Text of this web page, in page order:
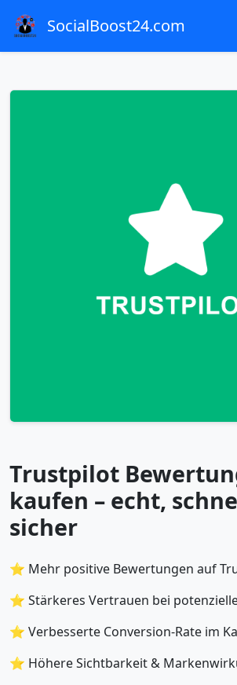
SocialBoost24.com
Trustpilot
kaufen – echt,
sicher
⭐ Mehr positive Bewertungen auf
⭐ Stärkeres Vertrauen bei
⭐ Verbesserte Conversion-Rate im
⭐ Höhere Sichtbarkeit &